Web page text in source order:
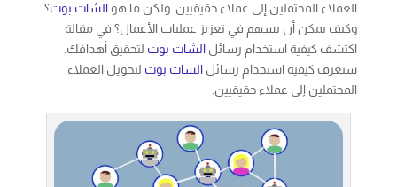
العملاء المحتملين إلى عملاء حقيقيين. ولكن ما هوالشات بوت؟
وكيف يمكن أن يسهم في تعزيز عمليات الأعمال؟ في مقالة
اكتشف كيفية استخدام رسائل الشات بوت لتحقيق أهدافك.
سنعرف كيفية استخدام رسائل الشات بوت لتحويل العملاء
المحتملين إلى عملاء حقيقيين.